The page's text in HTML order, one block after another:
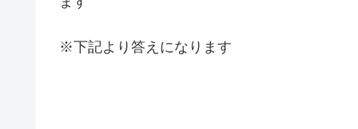
※下記より答えになります